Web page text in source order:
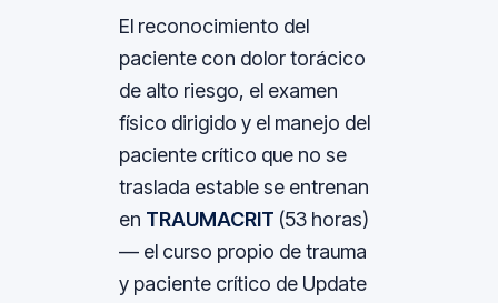
El reconocimiento del
paciente con dolor torácico
de alto riesgo, el examen
físico dirigido y el manejo del
paciente crítico que no se
traslada estable se entrenan
en TRAUMACRIT (53 horas)
— el curso propio de trauma
y paciente crítico de Update